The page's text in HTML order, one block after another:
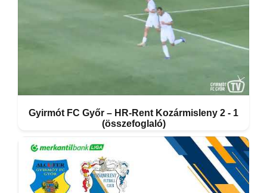
Gyirmót FC Győr – HR-Rent Kozármisleny 2 - 1
(összefoglaló)